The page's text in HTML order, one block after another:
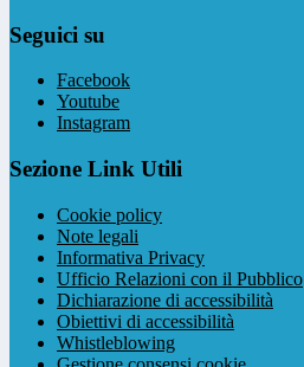
Seguici su
Facebook
Youtube
Instagram
Sezione Link Utili
Cookie policy
Note legali
Informativa Privacy
Ufficio Relazioni con il Pubblico
Dichiarazione di accessibilità
Obiettivi di accessibilità
Whistleblowing